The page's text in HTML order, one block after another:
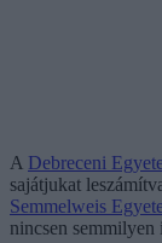
A Debreceni
sajátjukat
Semmelweis
nincsen semmilyen